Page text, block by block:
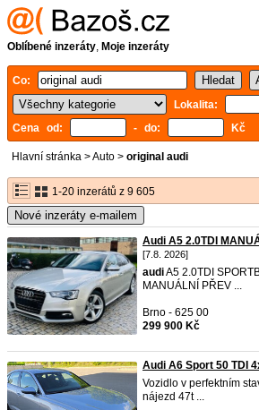
Oblíbené inzeráty, Moje inzeráty
Co:
Lokalita:
Cena od:
- do: Kč
Hlavní stránka >Auto > original audi
1-20 inzerátů z 9 605
Nové inzeráty e-mailem
Audi A5 2.0TDI
[7.8. 2026]
audiA5 2.0TDI
MANUÁLNÍ PŘEV ...
Brno - 625 00
299 900 Kč
Audi A6 Sport 50 TDI
Vozidlo v perfektním
nájezd 47t ...